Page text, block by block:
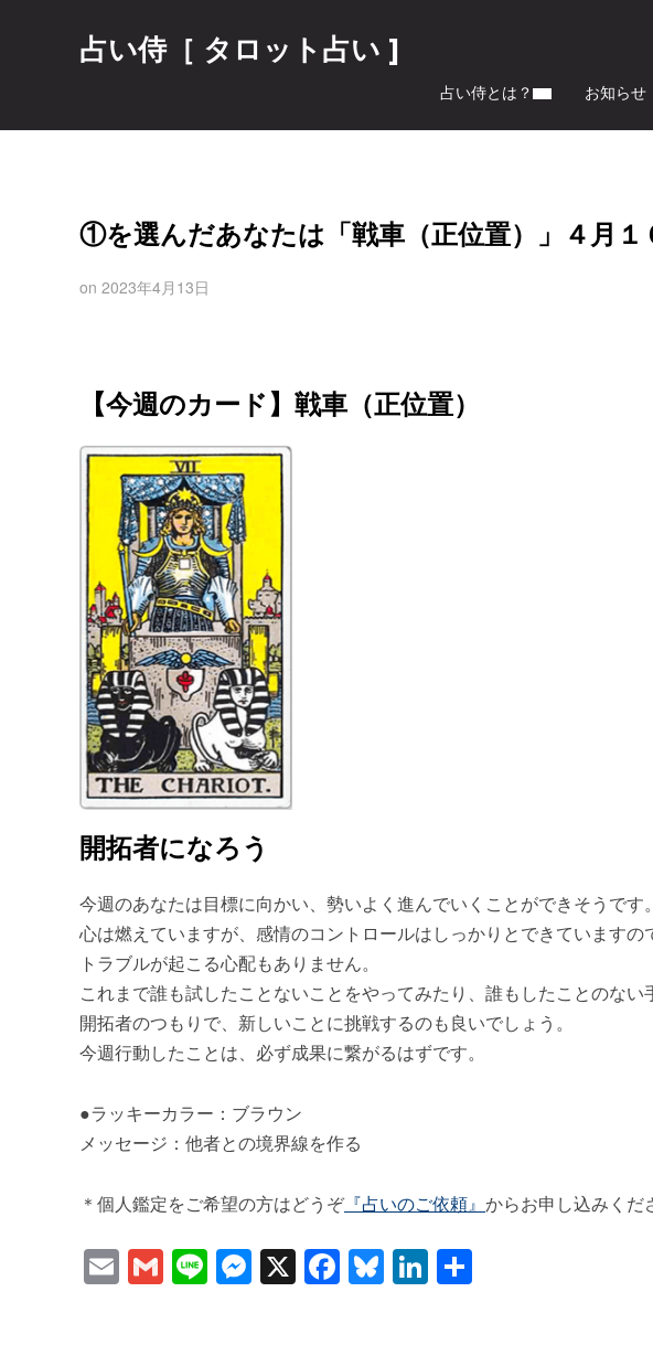
占い侍［ タロット占い ]
占い侍とは？ お知らせ
①を選んだあなたは「戦車（正位置）」４月１
on 2023年4月13日
【今週のカード】戦車（正位置）
開拓者になろう
今週のあなたは目標に向かい、勢いよく進んでいくことができそうです。
心は燃えていますが、感情のコントロールはしっかりとできていますの
トラブルが起こる心配もありません。
これまで誰も試したことないことをやってみたり、誰もしたことのな
開拓者のつもりで、新しいことに挑戦するのも良いでしょう。
今週行動したことは、必ず成果に繋がるはずです。
●ラッキーカラー：ブラウン
メッセージ：他者との境界線を作る
＊個人鑑定をご希望の方はどうぞ『占いのご依頼』 からお申し込みくだ
EmailGmail
LineMessenger
X Facebook
BlueskyLinkedIn